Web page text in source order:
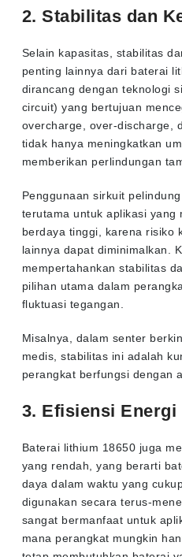
2. Stabilitas dan
Selain kapasitas, stabilitas
penting lainnya dari baterai
dirancang dengan teknologi
circuit) yang bertujuan
overcharge, over-discharge,
tidak hanya meningkatkan
memberikan perlindungan
Penggunaan sirkuit
terutama untuk aplikasi yang
berdaya tinggi, karena risiko
lainnya dapat diminimalkan.
mempertahankan stabilitas
pilihan utama dalam
fluktuasi tegangan.
Misalnya, dalam senter
medis, stabilitas ini adalah
perangkat berfungsi dengan
3. Efisiensi Energi
Baterai lithium 18650 juga
yang rendah, yang berarti
daya dalam waktu yang
digunakan secara terus-
sangat bermanfaat untuk
mana perangkat mungkin